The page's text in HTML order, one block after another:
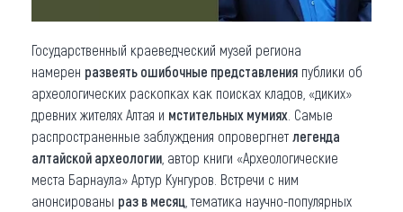
Государственный краеведческий музей региона
намерен развеять ошибочные представления публики об
археологических раскопках как поисках кладов, «диких»
древних жителях Алтая и мстительных мумиях . Самые
распространенные заблуждения опровергнет легенда
алтайской археологии , автор книги «Археологические
места Барнаула» Артур Кунгуров. Встречи с ним
анонсированы раз в месяц , тематика научно-популярных